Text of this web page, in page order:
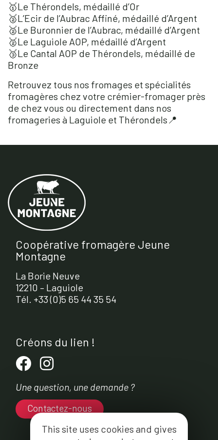
🥇Le Thérondels, médaillé d’Or
🥈L’Ecir de l’Aubrac Affiné, médaillé d’Argent
🥈Le Buronnier de l’Aubrac, médaillé d’Argent
🥈Le Laguiole AOP, médaillé d’Argent
🥉Le Cantal AOP de Thérondels, médaillé de
Bronze
Retrouvez tous nos fromages et spécialités
fromagères chez votre crémier-fromager près
de chez vous ou directement dans nos
fromageries à Laguiole et Thérondels📍
Coopérative fromagère Jeune
Montagne
La Borie Neuve
12210 – Laguiole
Tél. +33 (0)5 65 44 35 54
Créons du lien !
Une question, une demande ?
Contactez-nous
This site uses cookies and gives